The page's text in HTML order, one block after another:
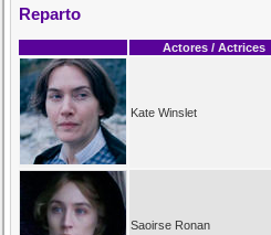
Reparto
Actores / Actrices
Kate Winslet
Saoirse Ronan